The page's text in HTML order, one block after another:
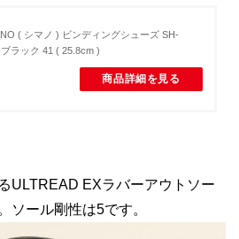
( シマノ ) ビンディングシューズ SH-
ブラック 41 ( 25.8cm )
商品詳細を見る
ULTREAD EXラバーアウトソー
ソール剛性は5です。